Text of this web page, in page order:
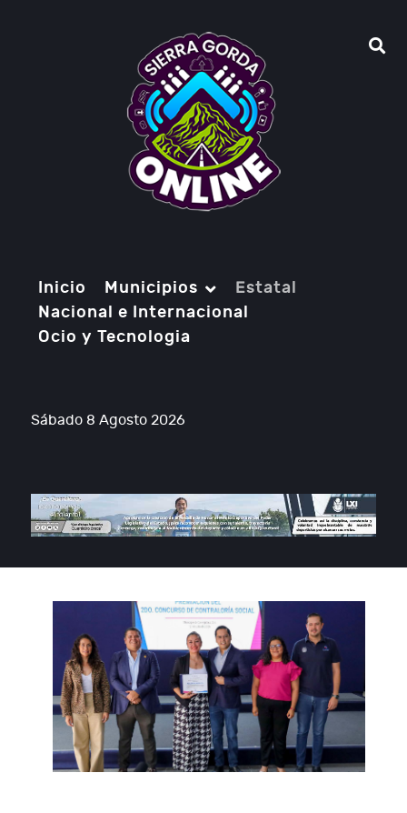
Inicio Municipios
Estatal
Nacional e Internacional
Ocio y Tecnologia
Sábado 8 Agosto 2026